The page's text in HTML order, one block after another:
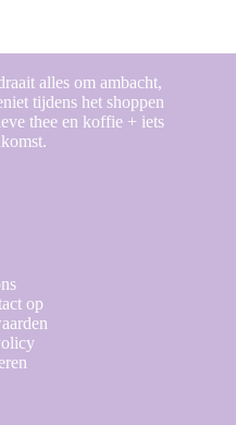
alles om ambacht,
tijdens het shoppen
thee en koffie + iets
op